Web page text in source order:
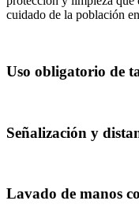
cuidado de la población
Uso obligatorio de
Señalización y
Lavado de manos